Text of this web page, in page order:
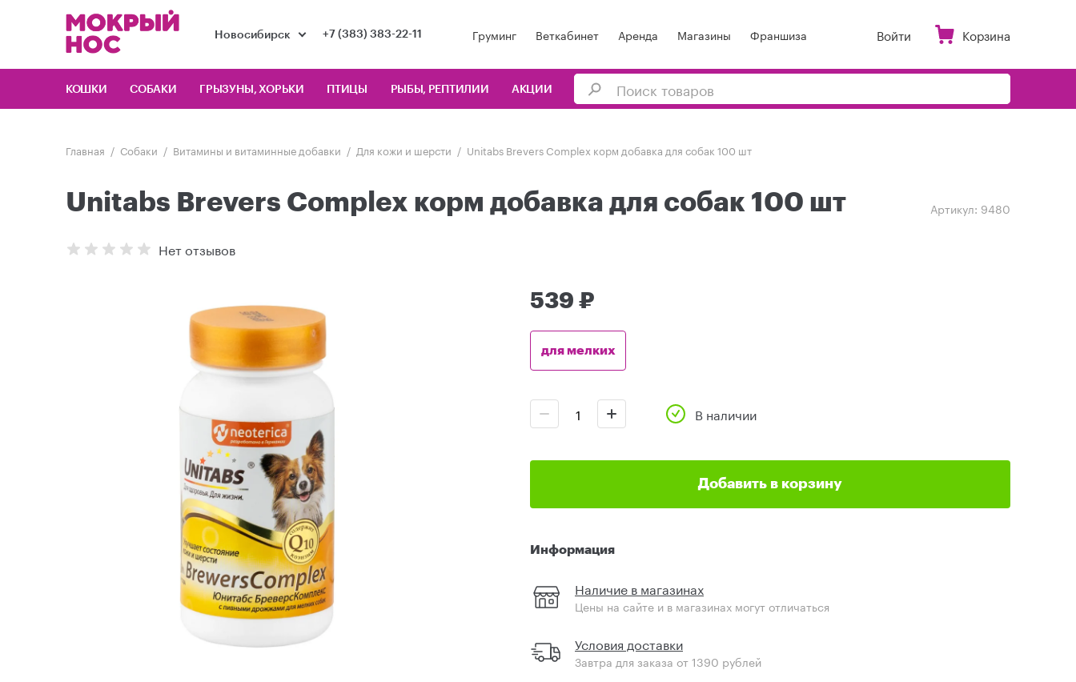
Новосибирск +7 (383) 383-22-11 Груминг Веткабинет Аренда Магазины Франшиза Войти Корзина
КОШКИ СОБАКИ ГРЫЗУНЫ, ХОРЬКИ ПТИЦЫ РЫБЫ, РЕПТИЛИИ АКЦИИ
Главная Собаки Витамины и витаминные добавки Для кожи и шерсти Unitabs Brevers Complex корм добавка для собак 100 шт
Unitabs Brevers Complex корм добавка для собак 100 шт Артикул: 9480
Нет отзывов
539 ₽
для мелких
В наличии
Добавить в корзину
Информация
Наличие в магазинах
Цены на сайте и в магазинах могут отличаться
Условия доставки
Завтра для заказа от 1390 рублей